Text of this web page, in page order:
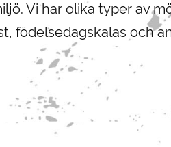
Vi har olika typer av
födelsedagskalas och